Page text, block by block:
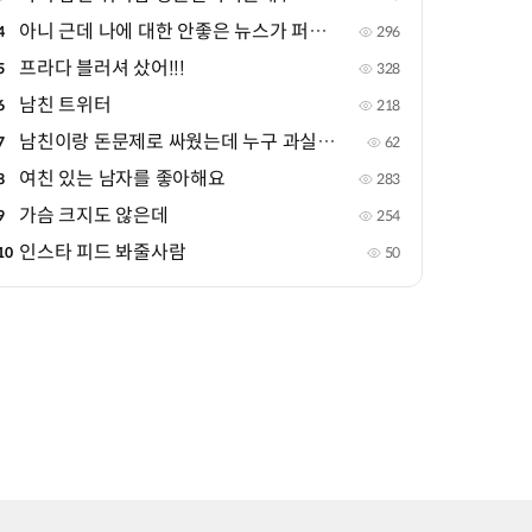
아니 근데 나에 대한 안좋은 뉴스가 퍼진 상태인데 296
프라다 블러셔 샀어!!! 328
남친 트위터 218
남친이랑 돈문제로 싸웠는데 누구 과실같아? 62
여친 있는 남자를 좋아해요 283
가슴 크지도 않은데 254
인스타 피드 봐줄사람 50